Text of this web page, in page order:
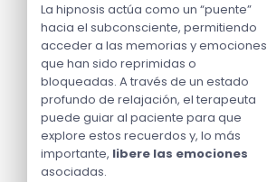
La hipnosis actúa como un “puente”
hacia el subconsciente, permitiendo
acceder a las memorias y emociones
que han sido reprimidas o
bloqueadas. A través de un estado
profundo de relajación, el terapeuta
puede guiar al paciente para que
explore estos recuerdos y, lo más
importante, libere las emociones
asociadas.